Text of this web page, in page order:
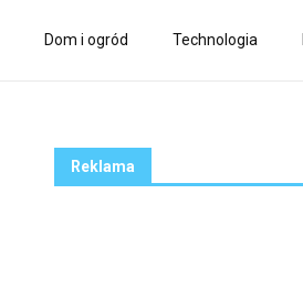
Dom i ogród Technologia
Reklama